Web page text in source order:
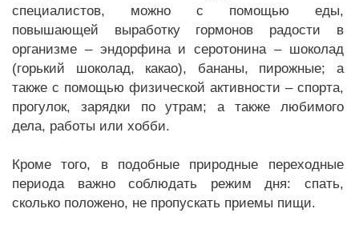
специалистов, можно с помощью еды,
повышающей выработку гормонов радости в
организме – эндорфина и серотонина – шоколад
(горький шоколад, какао), бананы, пирожные; а
также с помощью физической активности – спорта,
прогулок, зарядки по утрам; а также любимого
дела, работы или хобби.
Кроме того, в подобные природные переходные
периода важно соблюдать режим дня: спать,
сколько положено, не пропускать приемы пищи.